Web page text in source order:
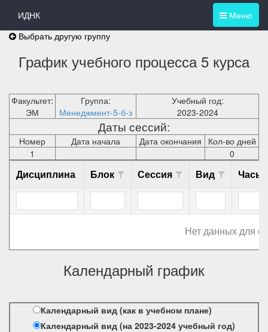
Меню
ИДНК
Выбрать другую группу
График учебного процесса 5 курса
Факультет:
ЭМ
Группа:
Менеджмент-5-б-з
Учебный год:
2023-2024
Даты сессий:
Номер Дата начала Дата окончания
Кол-во дней
1
0
Дисциплина Блок Сессия Вид Часы
Нет данных для
Календарный график
Календарный вид (как в учебном плане)
Календарный вид (на 2023-2024 учебный год)